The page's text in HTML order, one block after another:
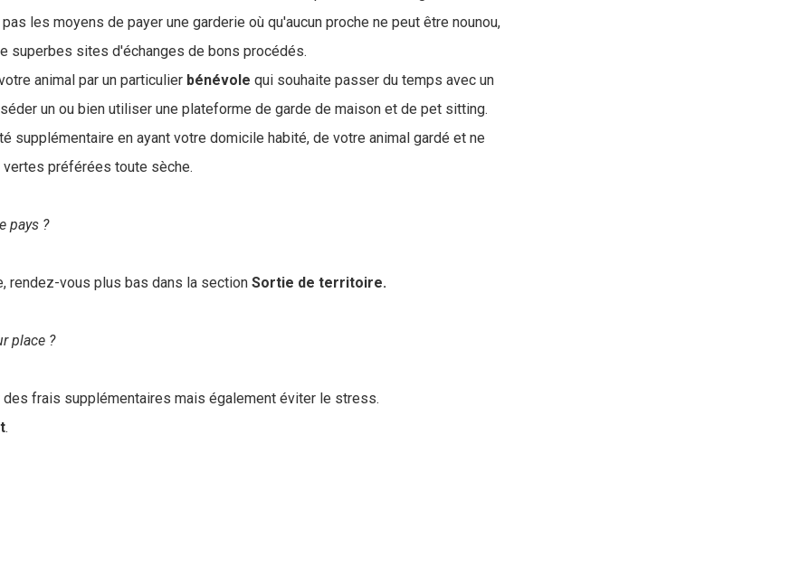
les moyens de payer une garderie où qu'aucun proche ne peut être nounou,
superbes sites d'échanges de bons procédés.
animal par un particulier bénévole qui souhaite passer du temps avec un
un ou bien utiliser une plateforme de garde de maison et de pet sitting.
supplémentaire en ayant votre domicile habité, de votre animal gardé et ne
préférées toute sèche.
pays ?
rendez-vous plus bas dans la section Sortie de territoire.
place ?
frais supplémentaires mais également éviter le stress.
.